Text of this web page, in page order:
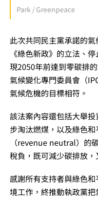
Park / Greenpeace
此次共同民主黨承諾的
《綠色新政》的立法、
現2050年前達到零碳排
氣候變化專門委員會（
氣候危機的目標相符。
該法案內容還包括大舉
步淘汰燃煤，以及綠色和
（revenue neutral）的
稅負，既可減少碳排放
感謝所有支持者與綠色
境工作，終推動執政黨